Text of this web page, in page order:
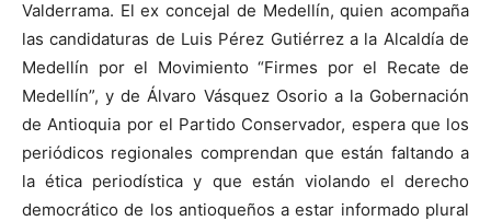
Valderrama. El ex concejal de Medellín, quien acompaña
las candidaturas de Luis Pérez Gutiérrez a la Alcaldía de
Medellín por el Movimiento “Firmes por el Recate de
Medellín”, y de Álvaro Vásquez Osorio a la Gobernación
de Antioquia por el Partido Conservador, espera que los
periódicos regionales comprendan que están faltando a
la ética periodística y que están violando el derecho
democrático de los antioqueños a estar informado plural